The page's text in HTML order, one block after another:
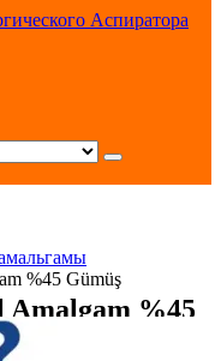
Аспиратора
%45 Gümüş
Amalgam %45